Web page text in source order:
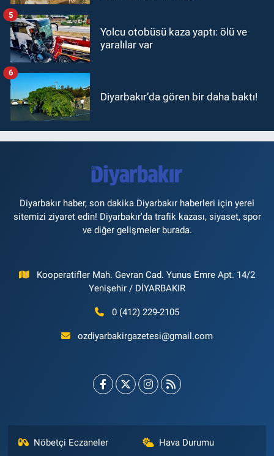
Yolcu otobüsü kaza yaptı: ölü ve
yaralılar var
5
Diyarbakır’da gören bir daha baktı!
6
Diyarbakır haber, son dakika Diyarbakır haberleri için yerel
sitemizi ziyaret edin! Diyarbakır'da trafik kazası, siyaset, spor
ve diğer gelişmeler burada.
Kooperatifler Mah. Gevran Cad. Yunus Emre Apt. 14/2
Yenişehir / DİYARBAKIR
0 (412) 229-2105
ozdiyarbakirgazetesi@gmail.com
Nöbetçi Eczaneler Hava Durumu